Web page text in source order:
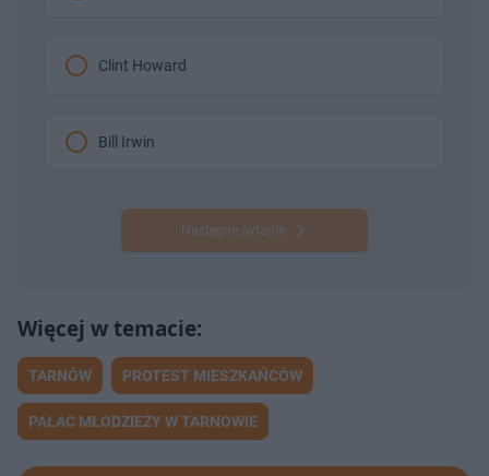
Clint Howard
Bill Irwin
Następne pytanie
TARNÓW PROTEST MIESZKAŃCÓW
PAŁAC MŁODZIEŻY W TARNOWIE